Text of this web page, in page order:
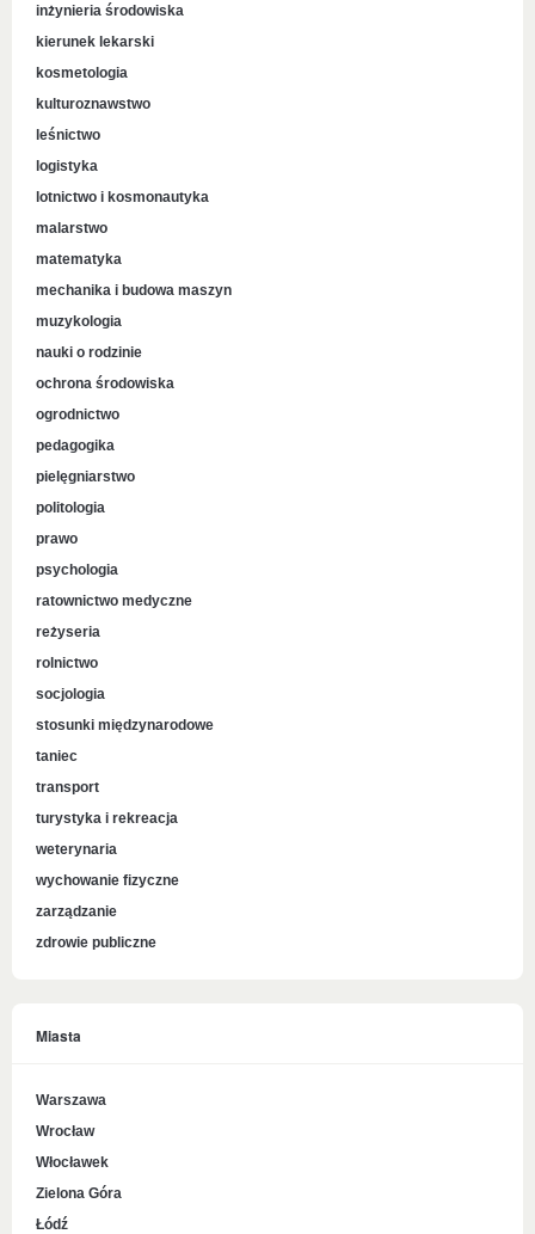
inżynieria środowiska
kierunek lekarski
kosmetologia
kulturoznawstwo
leśnictwo
logistyka
lotnictwo i kosmonautyka
malarstwo
matematyka
mechanika i budowa maszyn
muzykologia
nauki o rodzinie
ochrona środowiska
ogrodnictwo
pedagogika
pielęgniarstwo
politologia
prawo
psychologia
ratownictwo medyczne
reżyseria
rolnictwo
socjologia
stosunki międzynarodowe
taniec
transport
turystyka i rekreacja
weterynaria
wychowanie fizyczne
zarządzanie
zdrowie publiczne
Miasta
Warszawa
Wrocław
Włocławek
Zielona Góra
Łódź